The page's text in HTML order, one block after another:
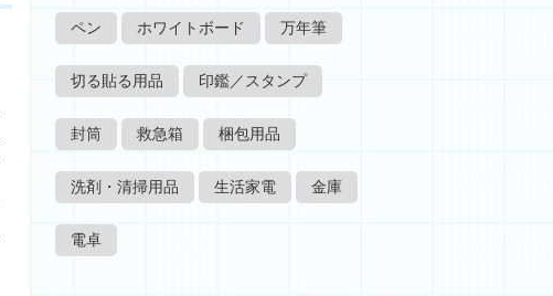
ペン ホワイトボード 万年筆
切る貼る用品 印鑑／スタンプ
封筒 救急箱 梱包用品
洗剤・清掃用品 生活家電 金庫
電卓